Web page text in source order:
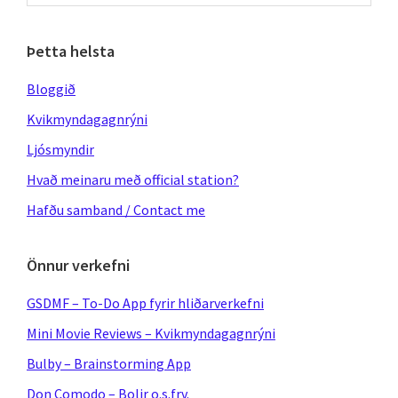
website
Þetta helsta
Bloggið
Kvikmyndagagnrýni
Ljósmyndir
Hvað meinaru með official station?
Hafðu samband / Contact me
Önnur verkefni
GSDMF – To-Do App fyrir hliðarverkefni
Mini Movie Reviews – Kvikmyndagagnrýni
Bulby – Brainstorming App
Don Comodo – Bolir o.s.frv.